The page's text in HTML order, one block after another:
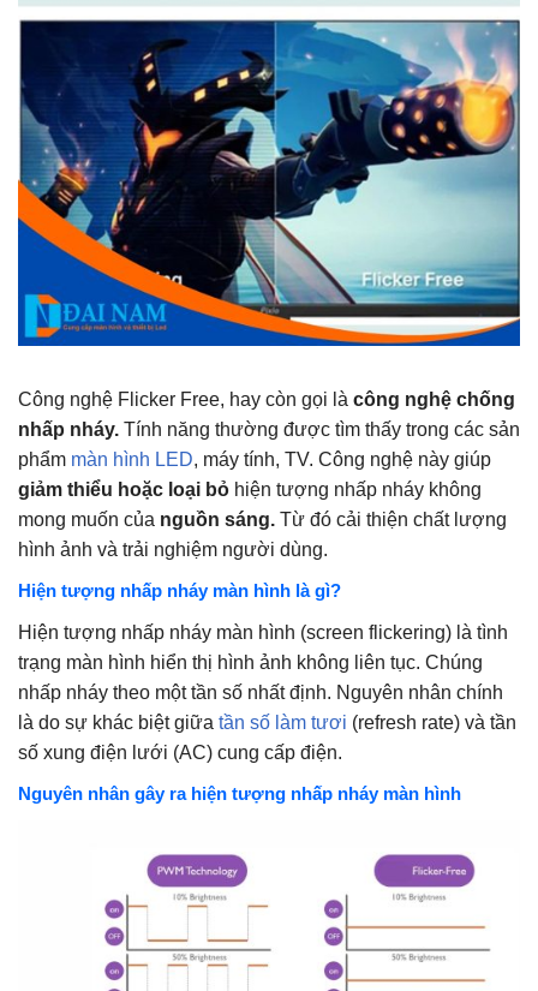
Công nghệ Flicker Free, hay còn gọi là công nghệ chống
nhấp nháy. Tính năng thường được tìm thấy trong các sản
phẩm màn hình LED, máy tính, TV. Công nghệ này giúp
giảm thiểu hoặc loại bỏ hiện tượng nhấp nháy không
mong muốn của nguồn sáng. Từ đó cải thiện chất lượng
hình ảnh và trải nghiệm người dùng.
Hiện tượng nhấp nháy màn hình là gì?
Hiện tượng nhấp nháy màn hình (screen flickering) là tình
trạng màn hình hiển thị hình ảnh không liên tục. Chúng
nhấp nháy theo một tần số nhất định. Nguyên nhân chính
là do sự khác biệt giữa tần số làm tươi (refresh rate) và tần
số xung điện lưới (AC) cung cấp điện.
Nguyên nhân gây ra hiện tượng nhấp nháy màn hình